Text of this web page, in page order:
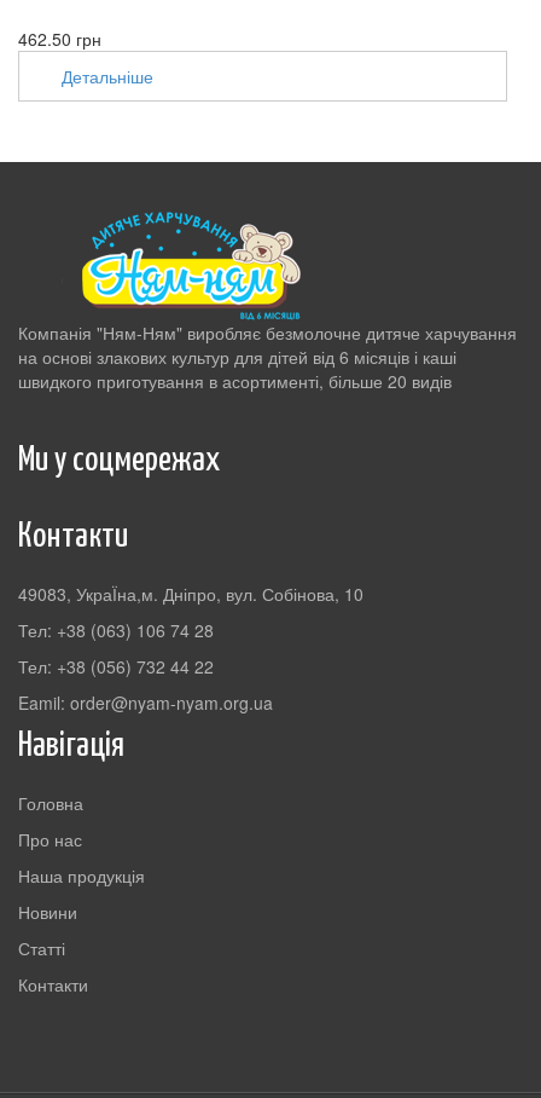
462.50 грн
Детальніше
Компанія "Ням-Ням" виробляє безмолочне дитяче харчування
на основі злакових культур для дітей від 6 місяців і каші
швидкого приготування в асортименті, більше 20 видів
Ми у соцмережах
Контакти
49083, УкраЇна,м. Дніпро, вул. Собінова, 10
Тел: +38 (063) 106 74 28
Тел: +38 (056) 732 44 22
Eamil: order@nyam-nyam.org.ua
Навігація
Головна
Про нас
Наша продукція
Новини
Статті
Контакти